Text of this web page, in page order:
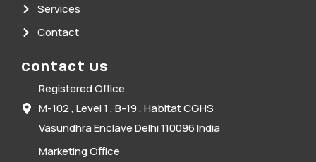
Services
Contact
Contact Us
Registered Office
M-102 , Level 1 , B-19 , Habitat CGHS
Vasundhra Enclave Delhi 110096 India
Marketing Office